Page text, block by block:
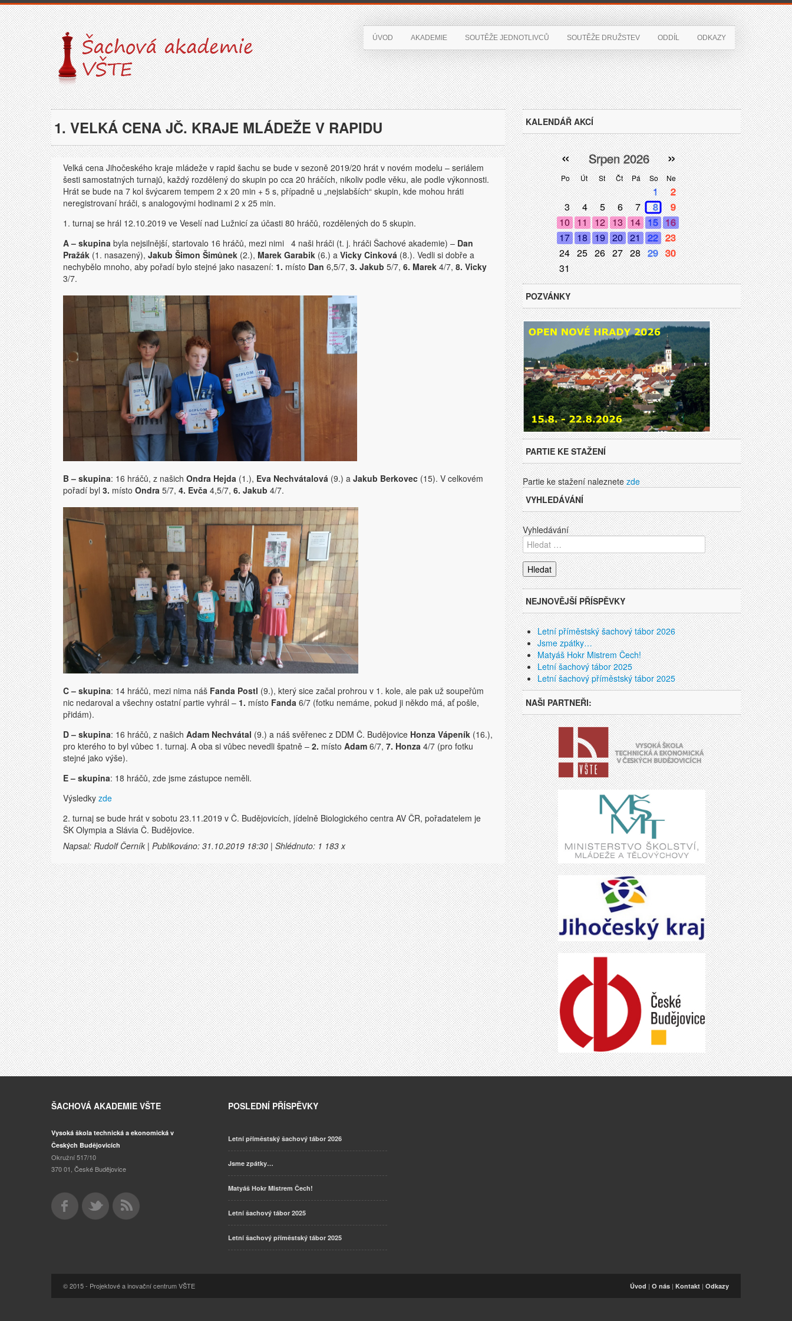
ÚVOD AKADEMIE SOUTĚŽE JEDNOTLIVCŮ SOUTĚŽE DRUŽSTEV ODDÍL ODKAZY
1. VELKÁ CENA JČ. KRAJE MLÁDEŽE V RAPIDU
Velká cena Jihočeského kraje mládeže v rapid šachu se bude v sezoně 2019/20 hrát v novém modelu – seriálem
šesti samostatných turnajů, každý rozdělený do skupin po cca 20 hráčích, nikoliv podle věku, ale podle výkonnosti.
Hrát se bude na 7 kol švýcarem tempem 2 x 20 min + 5 s, případně u „nejslabších“ skupin, kde mohou hráti
neregistrovaní hráči, s analogovými hodinami 2 x 25 min.
1. turnaj se hrál 12.10.2019 ve Veselí nad Lužnicí za účasti 80 hráčů, rozdělených do 5 skupin.
A – skupina byla nejsilnější, startovalo 16 hráčů, mezi nimi 4 naši hráči (t. j. hráči Šachové akademie) – Dan
Pražák (1. nasazený), Jakub Šimon Šimůnek (2.), Marek Garabik (6.) a Vicky Cinková (8.). Vedli si dobře a
nechybělo mnoho, aby pořadí bylo stejné jako nasazení: 1. místo Dan 6,5/7, 3. Jakub 5/7, 6. Marek 4/7, 8. Vicky
3/7.
B – skupina: 16 hráčů, z našich Ondra Hejda (1.), Eva Nechvátalová (9.) a Jakub Berkovec (15). V celkovém
pořadí byl 3. místo Ondra 5/7, 4. Evča 4,5/7, 6. Jakub 4/7.
C – skupina: 14 hráčů, mezi nima náš Fanda Postl (9.), který sice začal prohrou v 1. kole, ale pak už soupeřům
nic nedaroval a všechny ostatní partie vyhrál – 1. místo Fanda 6/7 (fotku nemáme, pokud ji někdo má, ať pošle,
přidám).
D – skupina: 16 hráčů, z našich Adam Nechvátal (9.) a náš svěřenec z DDM Č. Budějovice Honza Vápeník (16.),
pro kterého to byl vůbec 1. turnaj. A oba si vůbec nevedli špatně – 2. místo Adam 6/7, 7. Honza 4/7 (pro fotku
stejné jako výše).
E – skupina: 18 hráčů, zde jsme zástupce neměli.
Výsledky zde
2. turnaj se bude hrát v sobotu 23.11.2019 v Č. Budějovicích, jídelně Biologického centra AV ČR, pořadatelem je
ŠK Olympia a Slávia Č. Budějovice.
Napsal: Rudolf Černík | Publikováno: 31.10.2019 18:30 | Shlédnuto: 1 183 x
KALENDÁŘ AKCÍ
Po Út St Čt Pá So Ne
« »
Srpen 2026
1
2
3
4 5 6 7 8
9
10 11 12 13 14 15 16
17 18 19 20 21 22 23
24 25 26 27 28 29 30
31
POZVÁNKY
PARTIE KE STAŽENÍ
Partie ke stažení naleznetezde
VYHLEDÁVÁNÍ
Vyhledávání
NEJNOVĚJŠÍ PŘÍSPĚVKY
Letní příměstský šachový tábor 2026
Jsme zpátky…
Matyáš Hokr Mistrem Čech!
Letní šachový tábor 2025
Letní šachový příměstský tábor 2025
NAŠI PARTNEŘI:
ŠACHOVÁ AKADEMIE VŠTE
Vysoká škola technická a ekonomická v
Českých Budějovicích
Okružní 517/10
370 01, České Budějovice
POSLEDNÍ PŘÍSPĚVKY
Letní příměstský šachový tábor 2026
Jsme zpátky…
Matyáš Hokr Mistrem Čech!
Letní šachový tábor 2025
Letní šachový příměstský tábor 2025
© 2015 - Projektové a inovační centrum VŠTE Úvod | O nás | Kontakt | Odkazy